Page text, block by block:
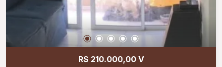
R$ 210.000,00 V